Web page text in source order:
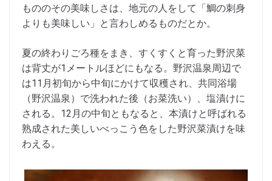
もののその美味しさは、地元の人をして「鯛の刺身
よりも美味しい」と言わしめるものだとか。
夏の終わりごろ種をまき、すくすくと育った野沢菜
は背丈が1メートルほどにもなる。野沢温泉周辺で
は11月初旬から中旬にかけて収穫され、共同浴場
（野沢温泉）で洗われた後（お菜洗い）、塩漬けに
される。12月の中旬ともなると、本漬けと呼ばれる
熟成された美しいべっこう色をした野沢菜漬けを味
わえる。